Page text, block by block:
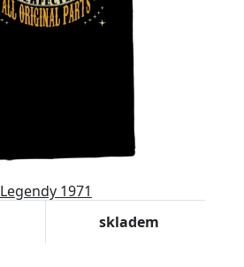
Legendy 1971
skladem